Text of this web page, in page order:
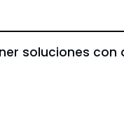
soluciones con